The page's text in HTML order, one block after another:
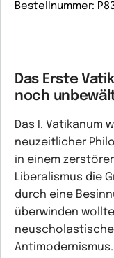
Bestellnummer:
Das Erste
noch
Das I. Vatikanum
neuzeitlicher
in einem
Liberalismus die
durch eine
überwinden